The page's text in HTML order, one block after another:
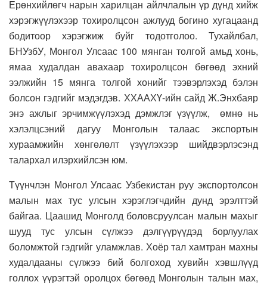
Ерөнхийлөгч нарын харилцан айлчлалын үр дүнд хийж
хэрэгжүүлэхээр тохиролцсон ажлууд богино хугацаанд
бодитоор хэрэгжиж буйг тодотголоо. Тухайлбал,
БНУзбУ, Монгол Улсаас 100 мянган толгой амьд хонь,
ямаа худалдан авахаар тохиролцсон бөгөөд эхний
ээлжийн 15 мянга толгой хонийг тээвэрлэхэд бэлэн
болсон гэдгийг мэдэгдэв. ХХААХҮ-ийн сайд Ж.Энхбаяр
энэ ажлыг эрчимжүүлэхэд дэмжлэг үзүүлж, өмнө нь
хэлэлцсэний дагуу Монголын талаас экспортын
хураамжийн хөнгөлөлт үзүүлэхээр шийдвэрлэсэнд
талархал илэрхийлсэн юм.
Түүнчлэн Монгол Улсаас Узбекистан руу экспортолсон
малын мах тус улсын хэрэглэгчдийн дунд эрэлттэй
байгаа. Цаашид Монголд боловсруулсан малын махыг
шууд тус улсын сүлжээ дэлгүүрүүдэд борлуулах
боломжтой гэдгийг уламжлав. Хоёр тал хамтран махны
худалдааны сүлжээ бий болгоход хувийн хэвшлүүд
голлох үүрэгтэй оролцох бөгөөд Монголын талын мах,